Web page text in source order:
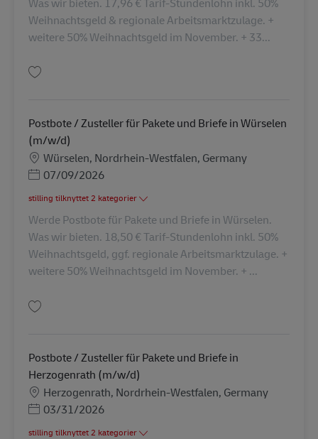
Weihnachtsgeld & regionale Arbeitsmarktzulage. +
weitere 50% Weihnachtsgeld im November. + 33...
Postbote / Zusteller für Pakete und Briefe in Würselen
(m/w/d)
Lokation
Würselen, Nordrhein-Westfalen, Germany
Posted Date
07/09/2026
stilling tilknyttet 2 kategorier
Werde Postbote für Pakete und Briefe in Würselen.
Was wir bieten. 18,50 € Tarif-Stundenlohn inkl. 50%
Weihnachtsgeld, ggf. regionale Arbeitsmarktzulage. +
weitere 50% Weihnachtsgeld im November. + ...
Postbote / Zusteller für Pakete und Briefe in
Herzogenrath (m/w/d)
Lokation
Herzogenrath, Nordrhein-Westfalen, Germany
Posted Date
03/31/2026
stilling tilknyttet 2 kategorier